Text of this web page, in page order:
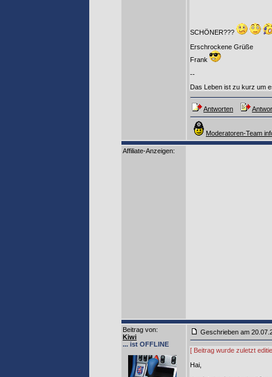
SCHÖNER???
Erschrockene Grüße
Frank
--
Das Leben ist zu kurz um
Antworten
Moderatoren-Team
Affiliate-Anzeigen:
Beitrag von:
Kiwi
... ist OFFLINE
Geschrieben am
[ Beitrag wurde zuletzt
Hai,